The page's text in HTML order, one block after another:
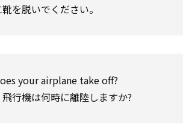
を脱いでください。
your airplane take off?
飛行機は何時に離陸しますか?